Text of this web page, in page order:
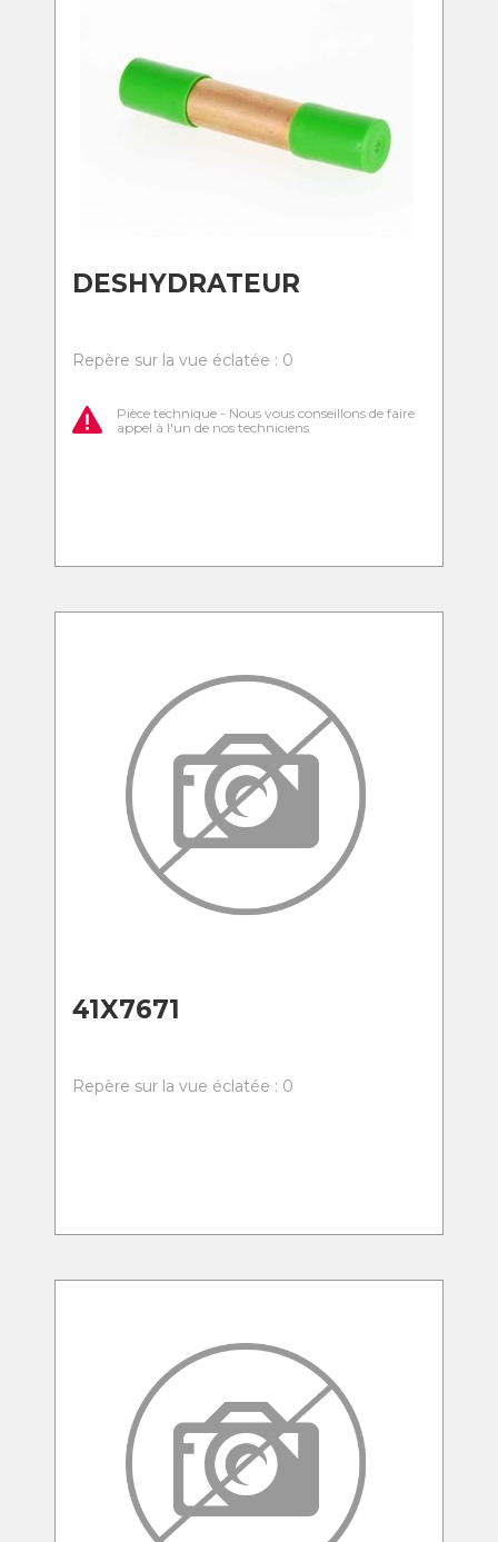
DESHYDRATEUR
Repère sur la vue éclatée : 0
Pièce technique - Nous vous conseillons de faire
appel à l'un de nos techniciens
41X7671
Repère sur la vue éclatée : 0